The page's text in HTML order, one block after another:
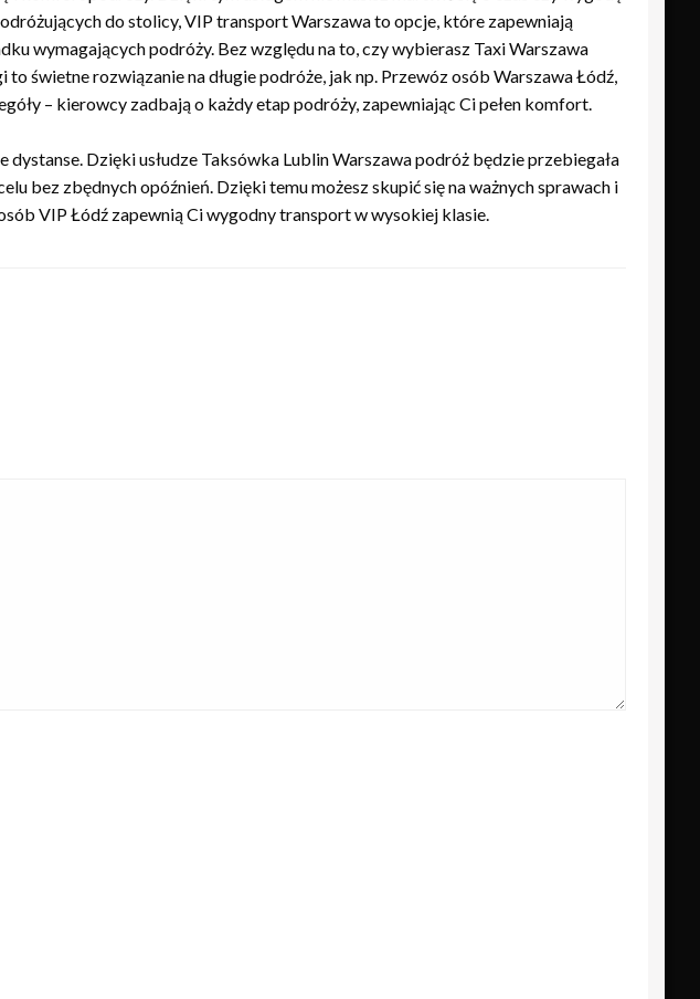
do stolicy, VIP transport Warszawa to opcje, które zapewniają
wymagających podróży. Bez względu na to, czy wybierasz Taxi Warszawa
świetne rozwiązanie na długie podróże, jak np. Przewóz osób Warszawa Łódź,
– kierowcy zadbają o każdy etap podróży, zapewniając Ci pełen komfort.
Dzięki usłudze Taksówka Lublin Warszawa podróż będzie przebiegała
bez zbędnych opóźnień. Dzięki temu możesz skupić się na ważnych sprawach i
VIP Łódź zapewnią Ci wygodny transport w wysokiej klasie.